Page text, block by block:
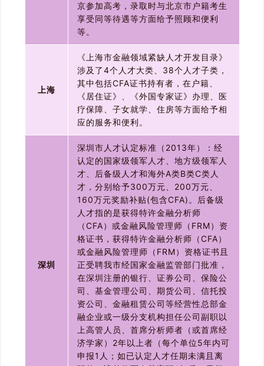
京参加高考，录取时与北京市户籍考生
享受同等待遇等方面给予照顾和便利
等。
上海
《上海市金融领域紧缺人才开发目录》
涉及了4个人才大类、38个人才子类，
其中包括CFA证书持有者，在户籍、
《居住证》、《外国专家证》办理、医
疗保障、子女就学、住房等方面给予相
应的服务和便利。
深圳
深圳市人才认定标准（2013年）：经
认定的国家级领军人才、地方级领军人
才、后备级人才和海外A类B类C类人
才，分别给予300万元、200万元、
160万元奖励补贴(包含CFA)。后备级
人才指的是获得特许金融分析师
（CFA）或金融风险管理师（FRM）资
格证书，获得特许金融分析师（CFA）
或金融风险管理师（FRM）资格证书且
正受聘我市经国家金融监管部门批准，
在深圳注册的银行、证券公司、保险公
司、基金管理公司、期货公司、信托投
资公司、金融租赁公司等经营性总部金
融企业或一级分支机构担任公司副职以
上高管人员、首席分析师者（或首席经
济学家）2年以上者（每个单位5年内可
申报1人；如已认定人才任期未满且离